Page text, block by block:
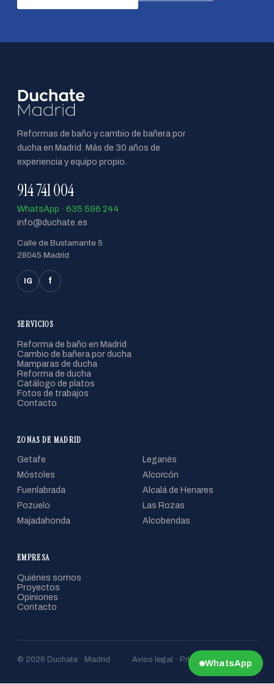
Reformas de baño y cambio de bañera por
ducha en Madrid. Más de 30 años de
experiencia y equipo propio.
914 741 004
WhatsApp · 635 596 244
info@duchate.es
Calle de Bustamante 5
28045 Madrid
IG f
SERVICIOS
Reforma de baño en Madrid
Cambio de bañera por ducha
Mamparas de ducha
Reforma de ducha
Catálogo de platos
Fotos de trabajos
Contacto
ZONAS DE MADRID
Getafe
Leganés
Móstoles
Alcorcón
Fuenlabrada
Alcalá de Henares
Pozuelo
Las Rozas
Majadahonda
Alcobendas
EMPRESA
Quiénes somos
Proyectos
Opiniones
Contacto
© 2026 Duchate · Madrid Aviso legal · Privacidad · Cookies
WhatsApp